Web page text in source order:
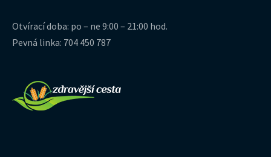
Otvírací doba: po – ne 9:00 – 21:00 hod.
Pevná linka: 704 450 787